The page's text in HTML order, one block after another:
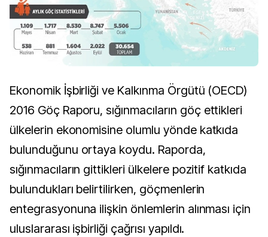
Ekonomik İşbirliği ve Kalkınma Örgütü (OECD)
2016 Göç Raporu, sığınmacıların göç ettikleri
ülkelerin ekonomisine olumlu yönde katkıda
bulunduğunu ortaya koydu. Raporda,
sığınmacıların gittikleri ülkelere pozitif katkıda
bulundukları belirtilirken, göçmenlerin
entegrasyonuna ilişkin önlemlerin alınması için
uluslararası işbirliği çağrısı yapıldı.